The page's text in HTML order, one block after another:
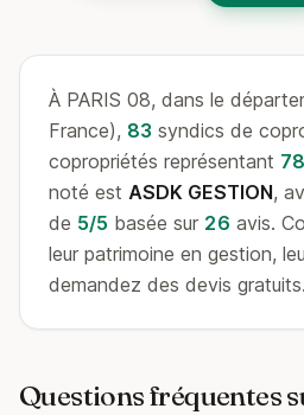
À PARIS 08, dans le
France), 83 syndics de
copropriétés représentant
noté est ASDK GESTION,
de 5/5 basée sur 26 avis.
leur patrimoine en gestion,
demandez des devis gratuits.
Questions fréquentes